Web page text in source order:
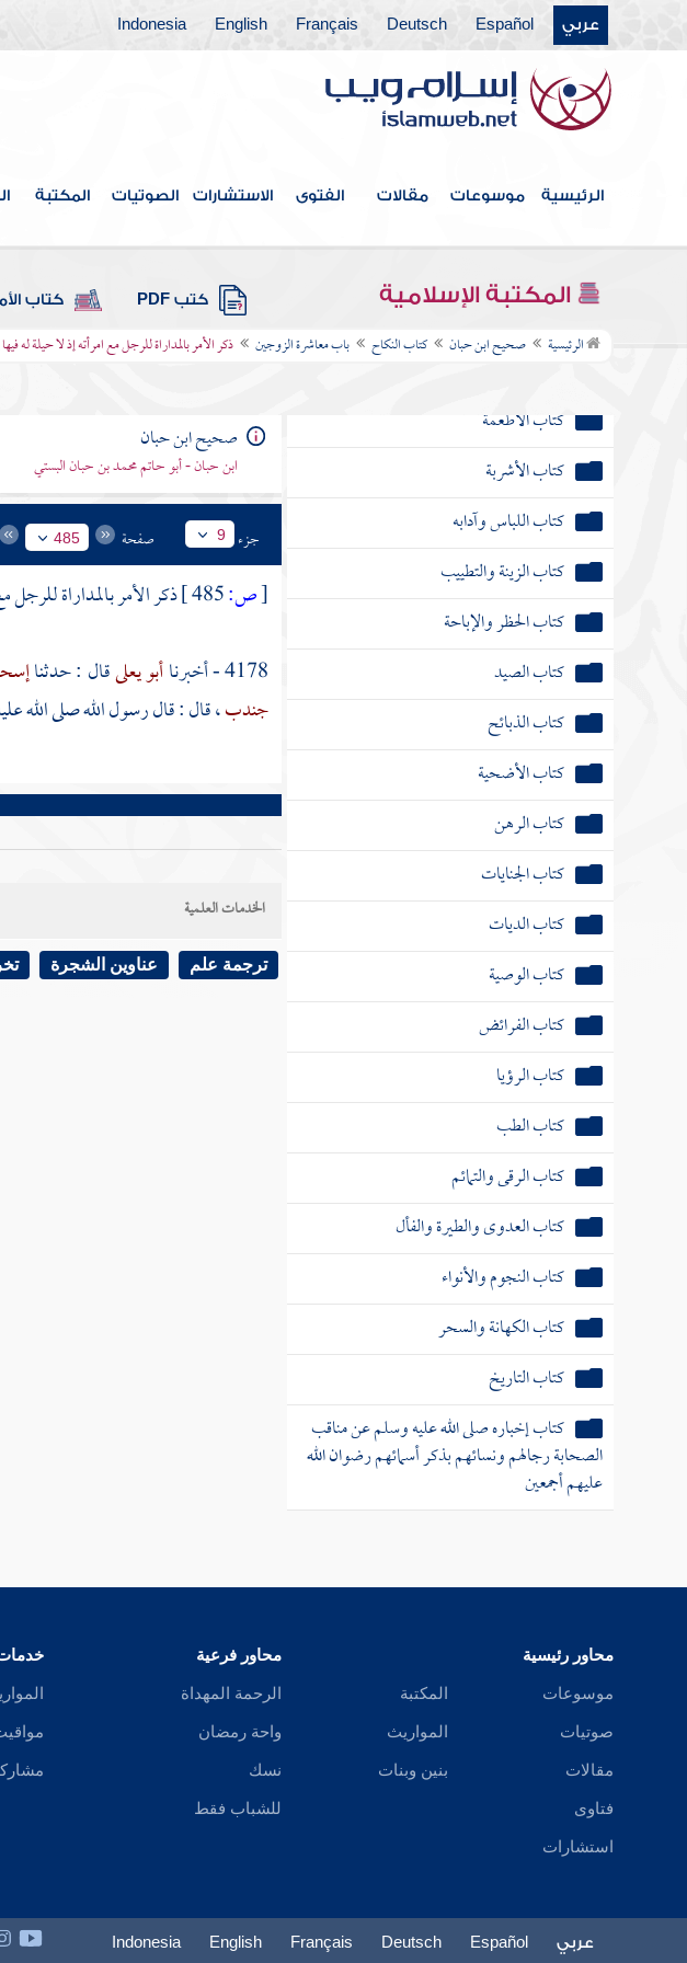
عربي Español
Deutsch
Français
English
Indonesia
الرئيسية موسوعات مقالات الفتوى الاستشارات الصوتيات المكتبة
المكتبة الإسلامية كتب PDF كتاب
الرئيسية صحيح ابن حبان كتاب النكاح باب معاشرة الزوجين ذكر الأمر بالمداراة للرجل مع امرأته إذ لا حيلة له فيها
كتاب العارية
كتاب الهبة
كتاب الرقبى والعمرى
كتاب المزارعة
كتاب الأطعمة
كتاب الأشربة
كتاب اللباس وآدابه
كتاب الزينة والتطييب
كتاب الحظر والإباحة
كتاب الصيد
كتاب الذبائح
كتاب الأضحية
كتاب الرهن
كتاب الجنايات
كتاب الديات
كتاب الوصية
كتاب الفرائض
كتاب الرؤيا
كتاب الطب
كتاب الرقى والتمائم
كتاب العدوى والطيرة والفأل
كتاب النجوم والأنواء
كتاب الكهانة والسحر
كتاب التاريخ
كتاب إخباره صلى الله عليه وسلم عن مناقب
الصحابة رجالهم ونسائهم بذكر أسمائهم رضوان الله
عليهم أجمعين
صحيح ابن حبان
ابن حبان - أبو حاتم محمد بن حبان البستي
جزء 9 صفحة 485
[ص:
ذكر الأمر بالمداراة للرجل
4178 - أخبرنا
أبو يعلىقال : حدثنا
جندب، قال : قال رسول الله صلى الله
الخدمات العلمية
ترجمة علم عناوين الشجرة
محاور رئيسية
موسوعات
صوتيات
مقالات
فتاوى
استشارات
المكتبة
المواريث
بنين وبنات
محاور فرعية
الرحمة المهداة
واحة رمضان
نسك
للشباب فقط
خدمات
عربي Español
Deutsch
Français
English
Indonesia